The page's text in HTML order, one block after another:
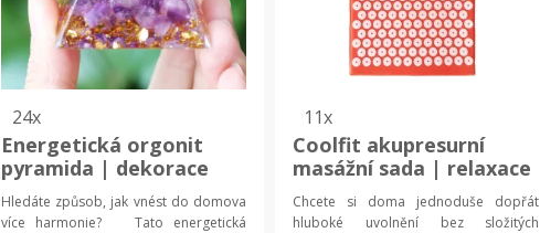
24x
Energetická orgonit
pyramida | dekorace
Hledáte způsob, jak vnést do domova
více harmonie? Tato energetická
11x
Coolfit akupresurní
masážní sada | relaxace
Chcete si doma jednoduše dopřát
hluboké uvolnění bez složitých